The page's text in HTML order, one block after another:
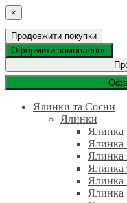
×
Продовжити покупки
Оформити замовлення
Ялинки та Сосни
Ялинки
Ялинка
Ялинка
Ялинка
Ялинка
Ялинка
Ялинка